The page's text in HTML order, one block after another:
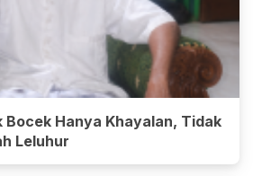
Bocek Hanya Khayalan, Tidak
Leluhur